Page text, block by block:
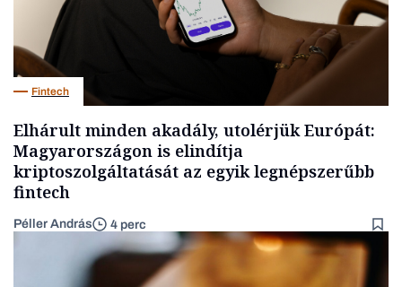
Fintech
Elhárult minden akadály, utolérjük Európát:
Magyarországon is elindítja
kriptoszolgáltatását az egyik legnépszerűbb
fintech
Péller András 4 perc